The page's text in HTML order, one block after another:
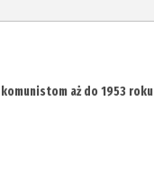
aż do 1953 roku